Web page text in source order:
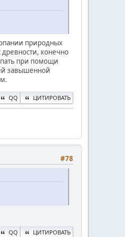
природных
конечно
при помощи
завышенной
QQ ЦИТИРОВАТЬ
#78
QQ ЦИТИРОВАТЬ